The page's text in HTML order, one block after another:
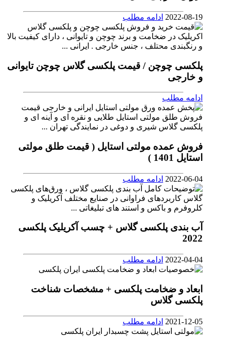
2022-08-19 ادامه مطلب
پلکسی چوچن / قیمت پلکسی گلاس چوچن تایوانی
و خارجی
ادامه مطلب
فروش عمده مولتی استایل ( قیمت طلق مولتی
استایل 1401 )
2022-06-04 ادامه مطلب
آب بندی پلکسی گلاس + چسب آکریلیک پلکسی
2022
2022-04-04 ادامه مطلب
ابعاد و ضخامت پلکسی + مشخصات شناخت
پلکسی گلاس
2021-12-05 ادامه مطلب